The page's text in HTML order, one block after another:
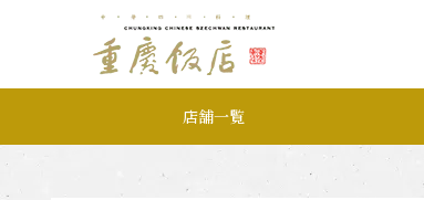
本文へ移動する
店舗一覧